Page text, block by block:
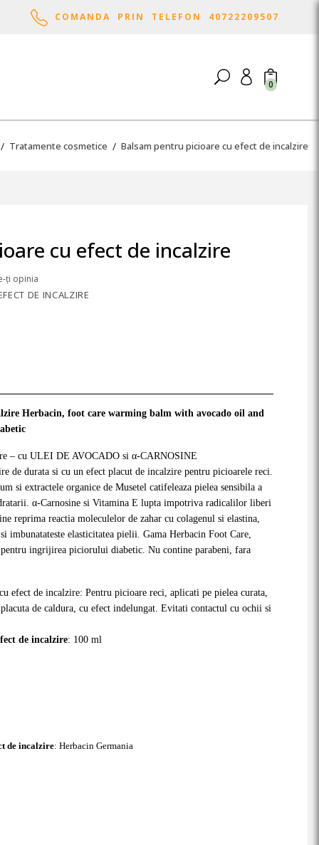
COMANDA PRIN TELEFON 40722209507
0
Tratamente cosmetice Balsam pentru picioare cu efect de incalzire
cu efect de incalzire
ți opinia
DE INCALZIRE
Herbacin, foot care warming balm with avocado oil and
– cu ULEI DE AVOCADO si α-CARNOSINE
de durata si cu un efect placut de incalzire pentru picioarele reci.
si extractele organice de Musetel catifeleaza pielea sensibila a
α-Carnosine si Vitamina E lupta impotriva radicalilor liberi
reprima reactia moleculelor de zahar cu colagenul si elastina,
imbunatateste elasticitatea pielii. Gama Herbacin Foot Care,
pentru ingrijirea piciorului diabetic. Nu contine parabeni, fara
efect de incalzire: Pentru picioare reci, aplicati pe pielea curata,
de caldura, cu efect indelungat. Evitati contactul cu ochii si
de incalzire: 100 ml
de incalzire: Herbacin Germania